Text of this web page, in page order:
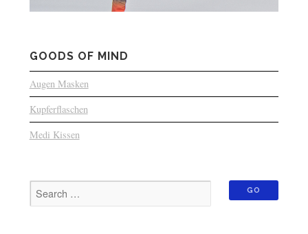
GOODS OF MIND
Augen Masken
Kupferflaschen
Medi Kissen